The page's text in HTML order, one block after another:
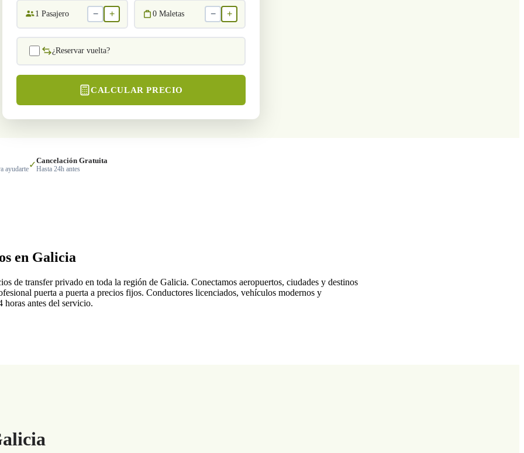
1 Pasajero − + 0 Maletas − +
¿Reservar vuelta?
CALCULAR PRECIO
ayudarte✓Cancelación Gratuita
Hasta 24h antes
en Galicia
de transfer privado en toda la región de Galicia. Conectamos aeropuertos, ciudades y destinos
puerta a puerta a precios fijos. Conductores licenciados, vehículos modernos y
horas antes del servicio.